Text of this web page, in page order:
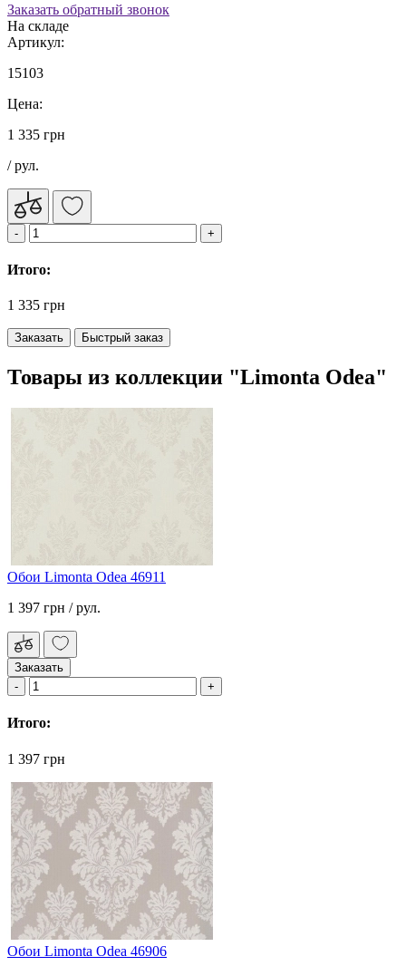
Заказать обратный звонок
На складе
Артикул:
15103
Цена:
1 335 грн
/ рул.
Итого:
1 335 грн
Заказать Быстрый заказ
Товары из коллекции "Limonta Odea"
Обои Limonta Odea 46911
1 397 грн / рул.
Заказать
Итого:
1 397 грн
Обои Limonta Odea 46906